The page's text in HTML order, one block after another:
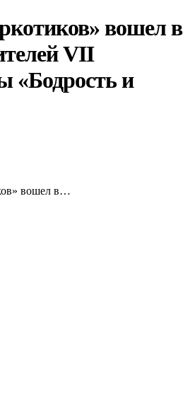
вошел в
VII
«Бодрость и
вошел в…